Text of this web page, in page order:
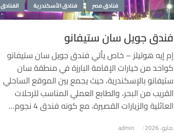
الفنادق فنادق الأسكندرية فنادق مصر
فندق جويل سان ستيفانو
إم إيه هوتيلز – خاص يأتي فندق جويل سان ستيفانو
كواحد من خيارات الإقامة البارزة في منطقة سان
ستيفانو بالإسكندرية، حيث يجمع بين الموقع الساحلي
القريب من البحر، والطابع العملي المناسب للرحلات
العائلية والزيارات القصيرة، مع كونه فندق 4 نجوم…
admin